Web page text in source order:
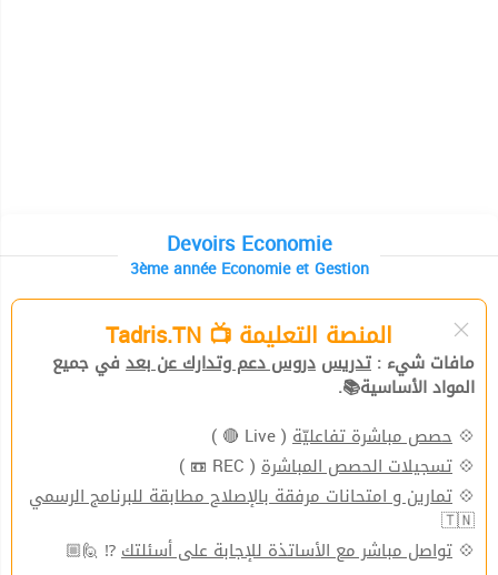
Devoirs Economie
3ème année Economie et Gestion
المنصة التعليمة 📺 Tadris.TN
مافات شيء : تدريس دروس دعم وتدارك عن بعد في جميع
المواد الأساسية📚.
💠 حصص مباشرة تفاعليّة ( Live 🔴 )
💠 تسجيلات الحصص المباشرة ( REC 📼 )
💠 تمارين و امتحانات مرفقة بالإصلاح مطابقة للبرنامج الرسمي
🇹🇳
💠 تواصل مباشر مع الأساتذة للإجابة على أسئلتك⁉ 🙋🏼